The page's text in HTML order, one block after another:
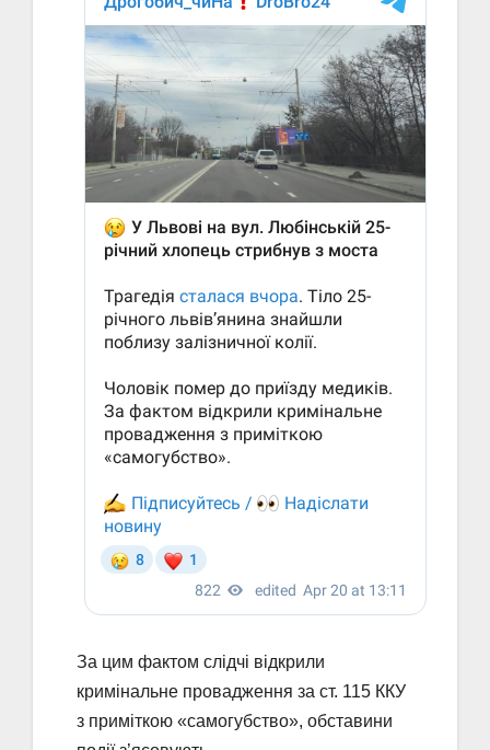
За цим фактом слідчі відкрили
кримінальне провадження за ст. 115 ККУ
з приміткою «самогубство», обставини